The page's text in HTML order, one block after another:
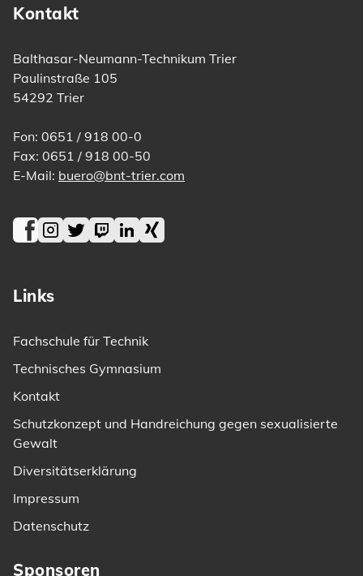
Kontakt
Balthasar-Neumann-Technikum Trier
Paulinstraße 105
54292 Trier
Fon: 0651 / 918 00-0
Fax: 0651 / 918 00-50
E-Mail: buero@bnt-trier.com
Facebook
Instagram
TwitterTwitchLinkedIn
Links
Fachschule für Technik
Technisches Gymnasium
Kontakt
Schutzkonzept und Handreichung gegen sexualisierte
Gewalt
Diversitätserklärung
Impressum
Datenschutz
Sponsoren